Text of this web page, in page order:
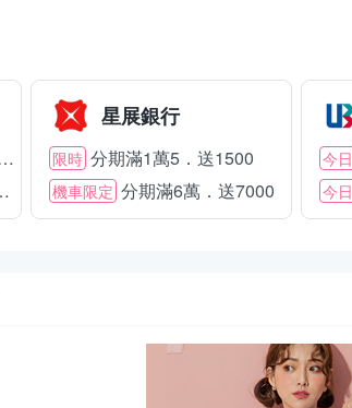
星展銀行
限時 分期滿1萬5．送1500
機車限定 分期滿6萬．送7000
今日
今日